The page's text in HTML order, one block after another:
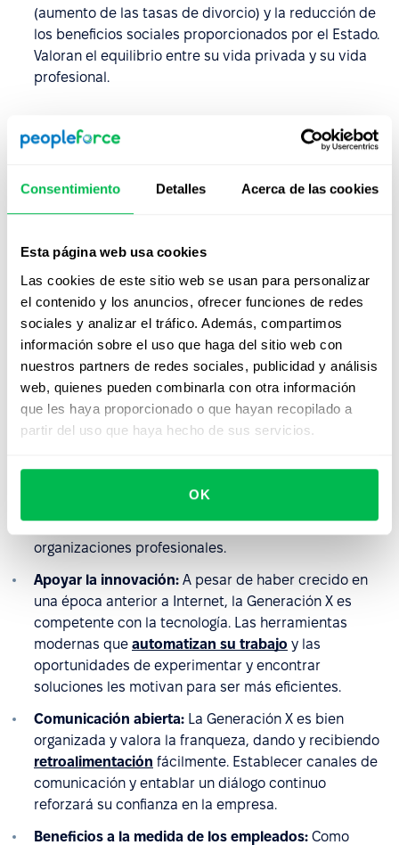
Consentimiento Detalles Acerca de las cookies
Esta página web usa cookies
Las cookies de este sitio web se usan para personalizar
el contenido y los anuncios, ofrecer funciones de redes
sociales y analizar el tráfico. Además, compartimos
información sobre el uso que haga del sitio web con
nuestros partners de redes sociales, publicidad y análisis
web, quienes pueden combinarla con otra información
que les haya proporcionado o que hayan recopilado a
partir del uso que haya hecho de sus servicios.
OK
(aumento de las tasas de divorcio) y la reducción de
los beneficios sociales proporcionados por el Estado.
Valoran el equilibrio entre su vida privada y su vida
profesional.
¿Cómo gestionar el talento de
importante atender sus necesidades específicas para
maximizar su desempeño. Estas son las áreas clave en
las que es necesario enfocarse:
Oportunidades de formación externa:Aunque los
empleados de la Generación X
frecuencia
que los Millennials, son leales a sus
empleadores, y el desarrollo profesional no es su
principal motivación para cambiar de trabajo. Sin
embargo, están más dispuestos a crecer a través de
facilitar su participación en conferencias del sector,
grupos de trabajo, seminarios, talleres y
organizaciones profesionales.
Apoyar la innovación: A pesar de haber crecido en
una época anterior a Internet, la Generación X es
competente con la tecnología. Las herramientas
modernas que automatizan su trabajo y las
oportunidades de experimentar y encontrar
soluciones les motivan para ser más eficientes.
Comunicación abierta: La Generación X es bien
organizada y valora la franqueza, dando y recibiendo
retroalimentación fácilmente. Establecer canales de
comunicación y entablar un diálogo continuo
reforzará su confianza en la empresa.
Beneficios a la medida de los empleados: Como